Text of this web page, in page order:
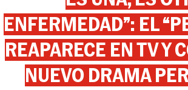
ENFERMEDAD”: EL
REAPARECE EN TV Y
NUEVO DRAMA